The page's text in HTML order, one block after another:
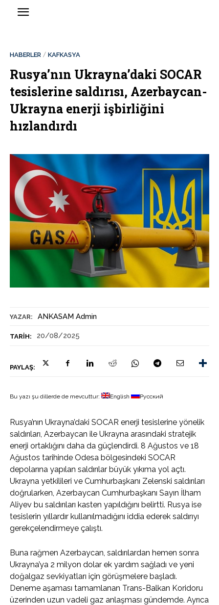
YAZAR: ANKASAM Admin
TARIH: 20/08/2025
PAYLAŞ:
HABERLER KAFKASYA
Rusya’nın Ukrayna’daki SOCAR
tesislerine saldırısı, Azerbaycan-
Ukrayna enerji işbirliğini
hızlandırdı
Bu yazı şu dillerde de mevcuttur: English Русский
Rusya’nın Ukrayna’daki SOCAR enerji tesislerine yönelik
saldırıları, Azerbaycan ile Ukrayna arasındaki stratejik
enerji ortaklığını daha da güçlendirdi. 8 Ağustos ve 18
Ağustos tarihinde Odesa bölgesindeki SOCAR
depolarına yapılan saldırılar büyük yıkıma yol açtı.
Ukrayna yetkilileri ve Cumhurbaşkanı Zelenski saldırıları
doğrularken, Azerbaycan Cumhurbaşkanı Sayın İlham
Aliyev bu saldırıları kasten yapıldığını belirtti. Rusya ise
tesislerin yıllardır kullanılmadığını iddia ederek saldırıyı
gerekçelendirmeye çalıştı.
Buna rağmen Azerbaycan, saldırılardan hemen sonra
Ukrayna’ya 2 milyon dolar ek yardım sağladı ve yeni
doğalgaz sevkiyatları için görüşmelere başladı.
Deneme aşaması tamamlanan Trans-Balkan Koridoru
üzerinden uzun vadeli gaz anlaşması gündemde. Ayrıca